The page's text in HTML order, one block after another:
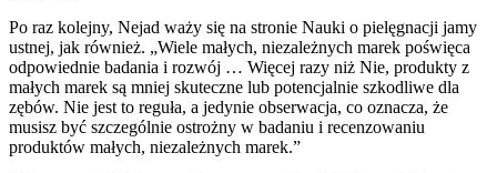
Po raz kolejny, Nejad waży się na stronie Nauki o pielęgnacji jamy
ustnej, jak również. „Wiele małych, niezależnych marek poświęca
odpowiednie badania i rozwój … Więcej razy niż Nie, produkty z
małych marek są mniej skuteczne lub potencjalnie szkodliwe dla
zębów. Nie jest to reguła, a jedynie obserwacja, co oznacza, że
musisz być szczególnie ostrożny w badaniu i recenzowaniu
produktów małych, niezależnych marek.”